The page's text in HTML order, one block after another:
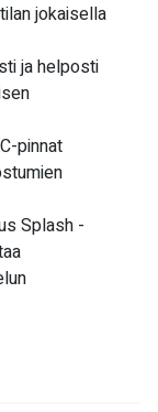
jokaisella
ja helposti
pinnat
Splash -